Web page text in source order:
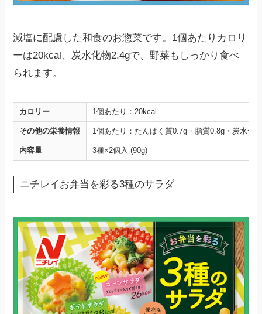
減塩に配慮した和食のお惣菜です。1個あたりカロリ
ーは20kcal、炭水化物2.4gで、野菜もしっかり食べ
られます。
カロリー 1個あたり：20kcal
その他の栄養情報 1個あたり：たんぱく質0.7g・脂質0.8g・炭水化
内容量 3種×2個入 (90g)
ニチレイお弁当を彩る3種のサラダ